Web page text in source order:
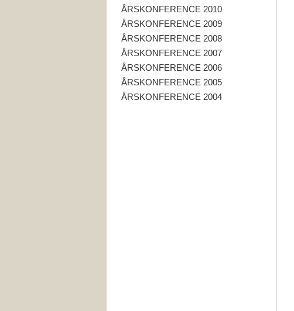
ÅRSKONFERENCE 2010
ÅRSKONFERENCE 2009
ÅRSKONFERENCE 2008
ÅRSKONFERENCE 2007
ÅRSKONFERENCE 2006
ÅRSKONFERENCE 2005
ÅRSKONFERENCE 2004